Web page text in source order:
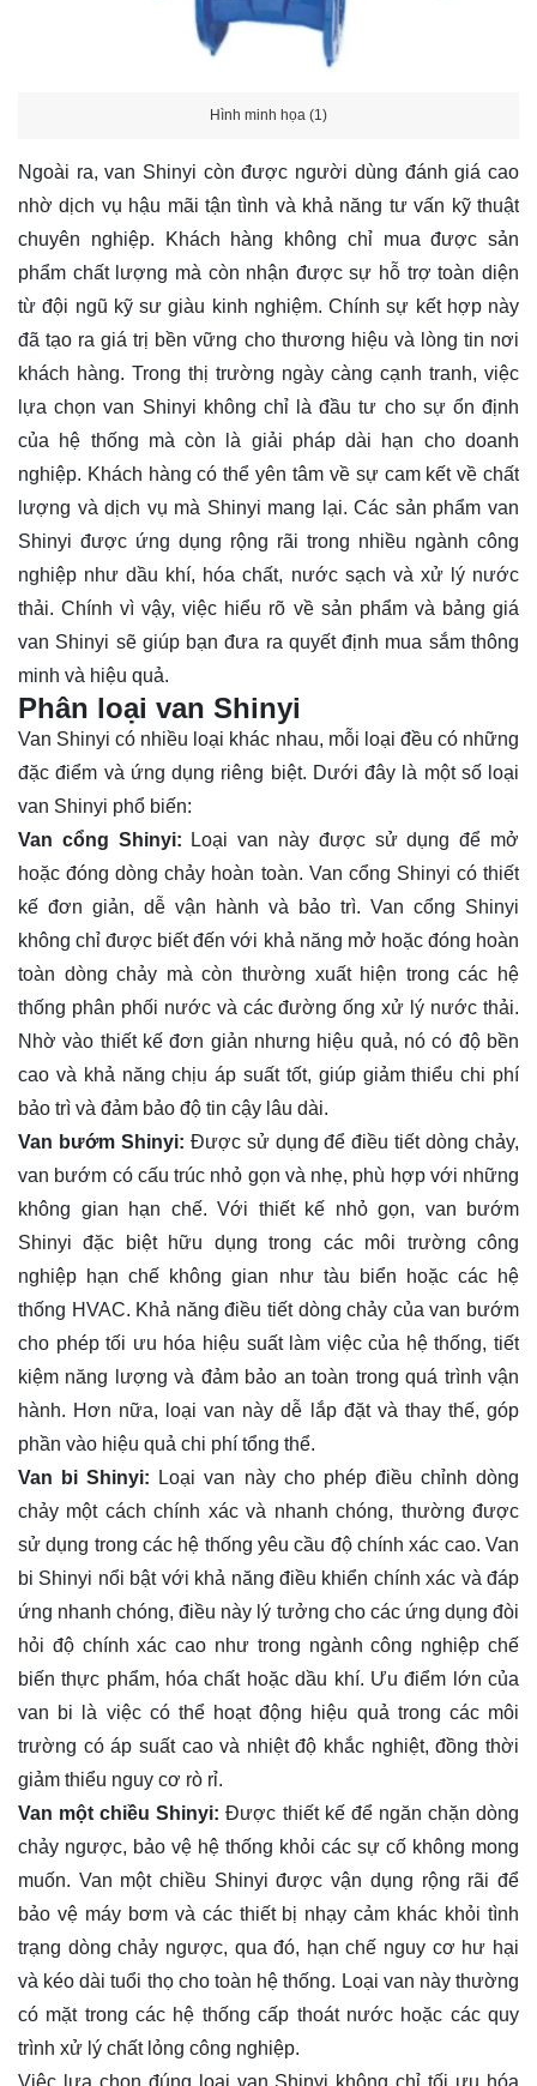
Hình minh họa (1)
Ngoài ra, van Shinyi còn được người dùng đánh giá cao
nhờ dịch vụ hậu mãi tận tình và khả năng tư vấn kỹ thuật
chuyên nghiệp. Khách hàng không chỉ mua được sản
phẩm chất lượng mà còn nhận được sự hỗ trợ toàn diện
từ đội ngũ kỹ sư giàu kinh nghiệm. Chính sự kết hợp này
đã tạo ra giá trị bền vững cho thương hiệu và lòng tin nơi
khách hàng. Trong thị trường ngày càng cạnh tranh, việc
lựa chọn van Shinyi không chỉ là đầu tư cho sự ổn định
của hệ thống mà còn là giải pháp dài hạn cho doanh
nghiệp. Khách hàng có thể yên tâm về sự cam kết về chất
lượng và dịch vụ mà Shinyi mang lại. Các sản phẩm van
Shinyi được ứng dụng rộng rãi trong nhiều ngành công
nghiệp như dầu khí, hóa chất, nước sạch và xử lý nước
thải. Chính vì vậy, việc hiểu rõ về sản phẩm và bảng giá
van Shinyi sẽ giúp bạn đưa ra quyết định mua sắm thông
minh và hiệu quả.
Phân loại van Shinyi
Van Shinyi có nhiều loại khác nhau, mỗi loại đều có những
đặc điểm và ứng dụng riêng biệt. Dưới đây là một số loại
van Shinyi phổ biến:
Van cổng Shinyi: Loại van này được sử dụng để mở
hoặc đóng dòng chảy hoàn toàn. Van cổng Shinyi có thiết
kế đơn giản, dễ vận hành và bảo trì. Van cổng Shinyi
không chỉ được biết đến với khả năng mở hoặc đóng hoàn
toàn dòng chảy mà còn thường xuất hiện trong các hệ
thống phân phối nước và các đường ống xử lý nước thải.
Nhờ vào thiết kế đơn giản nhưng hiệu quả, nó có độ bền
cao và khả năng chịu áp suất tốt, giúp giảm thiểu chi phí
bảo trì và đảm bảo độ tin cậy lâu dài.
Van bướm Shinyi: Được sử dụng để điều tiết dòng chảy,
van bướm có cấu trúc nhỏ gọn và nhẹ, phù hợp với những
không gian hạn chế. Với thiết kế nhỏ gọn, van bướm
Shinyi đặc biệt hữu dụng trong các môi trường công
nghiệp hạn chế không gian như tàu biển hoặc các hệ
thống HVAC. Khả năng điều tiết dòng chảy của van bướm
cho phép tối ưu hóa hiệu suất làm việc của hệ thống, tiết
kiệm năng lượng và đảm bảo an toàn trong quá trình vận
hành. Hơn nữa, loại van này dễ lắp đặt và thay thế, góp
phần vào hiệu quả chi phí tổng thể.
Van bi Shinyi: Loại van này cho phép điều chỉnh dòng
chảy một cách chính xác và nhanh chóng, thường được
sử dụng trong các hệ thống yêu cầu độ chính xác cao. Van
bi Shinyi nổi bật với khả năng điều khiển chính xác và đáp
ứng nhanh chóng, điều này lý tưởng cho các ứng dụng đòi
hỏi độ chính xác cao như trong ngành công nghiệp chế
biến thực phẩm, hóa chất hoặc dầu khí. Ưu điểm lớn của
van bi là việc có thể hoạt động hiệu quả trong các môi
trường có áp suất cao và nhiệt độ khắc nghiệt, đồng thời
giảm thiểu nguy cơ rò rỉ.
Van một chiều Shinyi: Được thiết kế để ngăn chặn dòng
chảy ngược, bảo vệ hệ thống khỏi các sự cố không mong
muốn. Van một chiều Shinyi được vận dụng rộng rãi để
bảo vệ máy bơm và các thiết bị nhạy cảm khác khỏi tình
trạng dòng chảy ngược, qua đó, hạn chế nguy cơ hư hại
và kéo dài tuổi thọ cho toàn hệ thống. Loại van này thường
có mặt trong các hệ thống cấp thoát nước hoặc các quy
trình xử lý chất lỏng công nghiệp.